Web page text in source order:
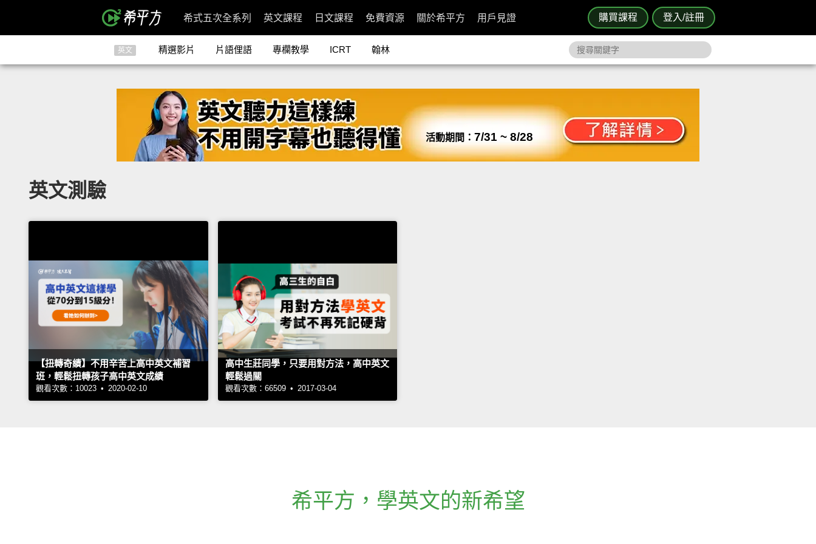
購買課程 登入/註冊
希式五次全系列 英文課程 日文課程 免費資源 關於希平方 用戶見證
英文 精選影片 片語俚語 專欄教學 ICRT 翰林
活動期間： 7/31 ~ 8/28
英文測驗
【扭轉奇績】不用辛苦上高中英文補習
班，輕鬆扭轉孩子高中英文成績
觀看次數：10023 • 2020-02-10
高中生莊同學，只要用對方法，高中英文
輕鬆過關
觀看次數：66509 • 2017-03-04
希平方 ， 學英文的新希望